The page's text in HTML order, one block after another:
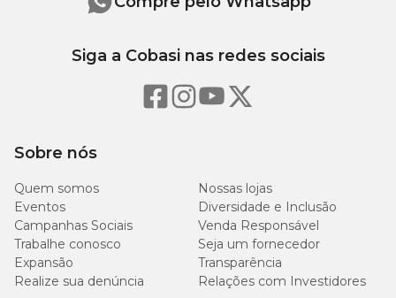
Sobre nós
Quem somos
Nossas lojas
Eventos
Diversidade e Inclusão
Campanhas Sociais
Venda Responsável
Trabalhe conosco
Seja um fornecedor
Expansão
Transparência
Realize sua denúncia
Relações com Investidores
Siga a Cobasi nas redes sociais